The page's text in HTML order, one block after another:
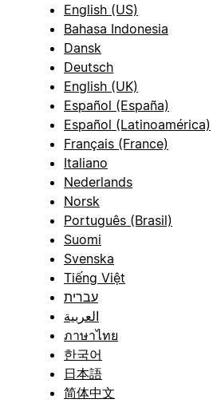
English (US)
Bahasa Indonesia
Dansk
Deutsch
English (UK)
Español (España)
Español (Latinoamérica)
Français (France)
Italiano
Nederlands
Norsk
Português (Brasil)
Suomi
Svenska
Tiếng Việt
עברית
العربية
ภาษาไทย
한국어
日本語
简体中文